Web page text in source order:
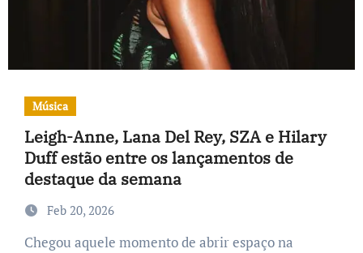
Música
Leigh-Anne, Lana Del Rey, SZA e Hilary
Duff estão entre os lançamentos de
destaque da semana
Feb 20, 2026
Chegou aquele momento de abrir espaço na